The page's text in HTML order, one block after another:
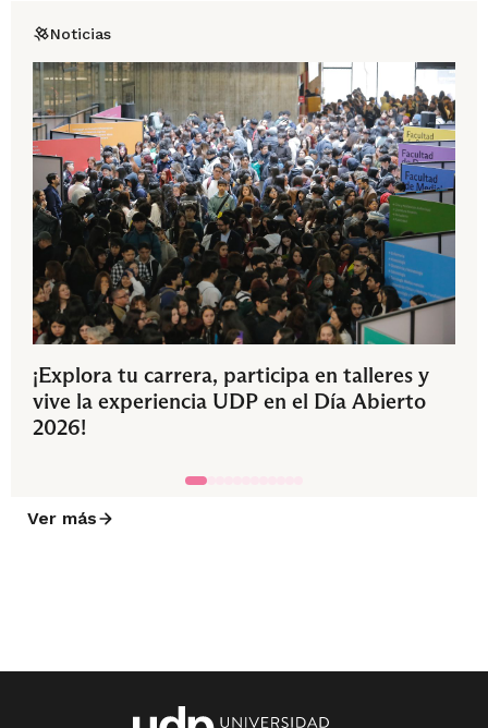
Noticias
¡Explora tu carrera, participa en talleres y
vive la experiencia UDP en el Día Abierto
2026!
Ver más